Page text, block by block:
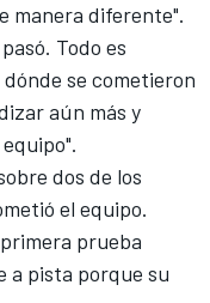
manera diferente".
Todo es
se cometieron
aún más y
dos de los
el equipo.
prueba
a pista porque su